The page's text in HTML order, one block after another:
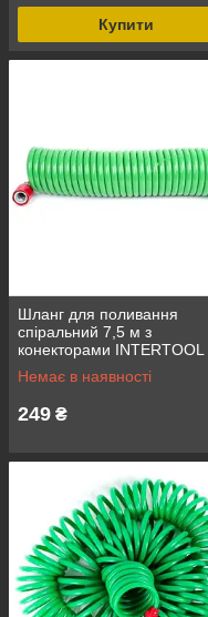
Купити
Шланг для поливання
спіральний 7,5 м з
конекторами INTERTOOL
GE-4001
Немає в наявності
249 ₴